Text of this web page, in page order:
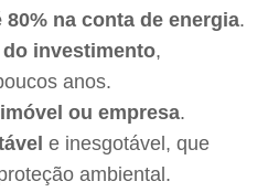
80% na conta de energia.
investimento,
anos.
ou empresa.
e inesgotável, que
ambiental.